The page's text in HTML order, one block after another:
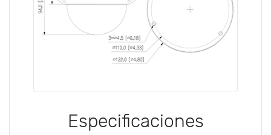
Especificaciones